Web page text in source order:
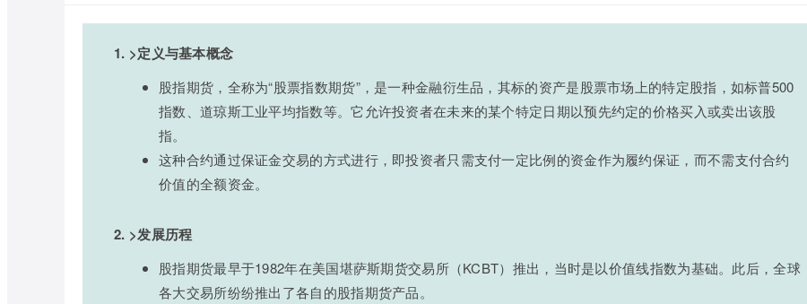
1. >定义与基本概念
股指期货，全称为“股票指数期货”，是一种金融衍生品，其标的资产是股票市场上的特定股指，如标普500
指数、道琼斯工业平均指数等。它允许投资者在未来的某个特定日期以预先约定的价格买入或卖出该股
指。
这种合约通过保证金交易的方式进行，即投资者只需支付一定比例的资金作为履约保证，而不需支付合约
价值的全额资金。
2. >发展历程
股指期货最早于1982年在美国堪萨斯期货交易所（KCBT）推出，当时是以价值线指数为基础。此后，全球
各大交易所纷纷推出了各自的股指期货产品。